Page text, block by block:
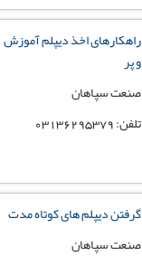
راهکارهای اخذ دیپلم آموزش
و پر
صنعت سپاهان
تلفن: 03136295379
گرفتن دیپلم های کوتاه مدت
صنعت سپاهان